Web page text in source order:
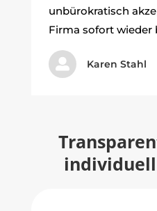
unbürokratisch
Firma sofort wieder
 Karen Stahl